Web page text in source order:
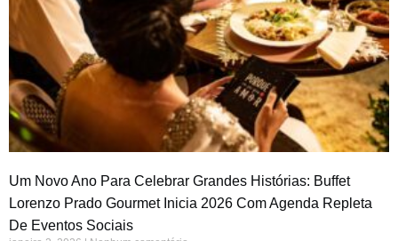
Um Novo Ano Para Celebrar Grandes Histórias: Buffet
Lorenzo Prado Gourmet Inicia 2026 Com Agenda Repleta
De Eventos Sociais